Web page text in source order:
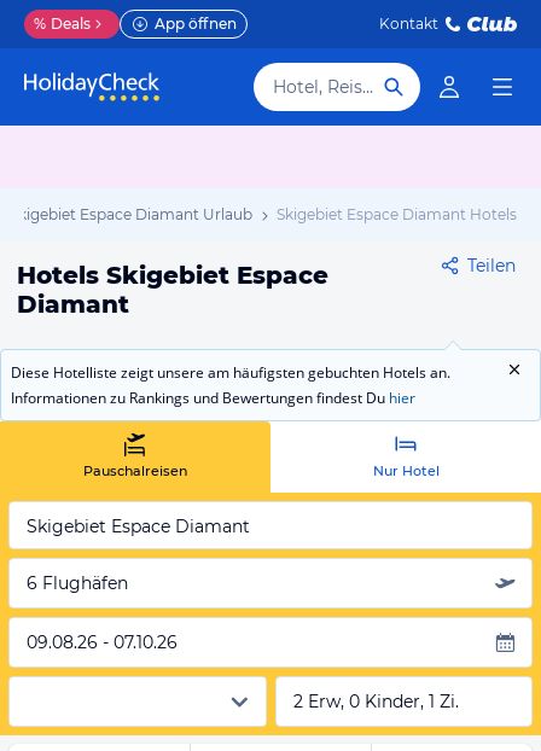
% Deals App öffnen Kontakt
Hotel, Reiseziel
Skigebiet Espace Diamant Urlaub Skigebiet Espace Diamant Hotels
Hotels Skigebiet Espace
Diamant
Teilen
Diese Hotelliste zeigt unsere am häufigsten gebuchten Hotels an.
Informationen zu Rankings und Bewertungen findest Du hier
Pauschalreisen Nur Hotel
Skigebiet Espace Diamant
6 Flughäfen
09.08.26 - 07.10.26
2 Erw, 0 Kinder, 1 Zi.